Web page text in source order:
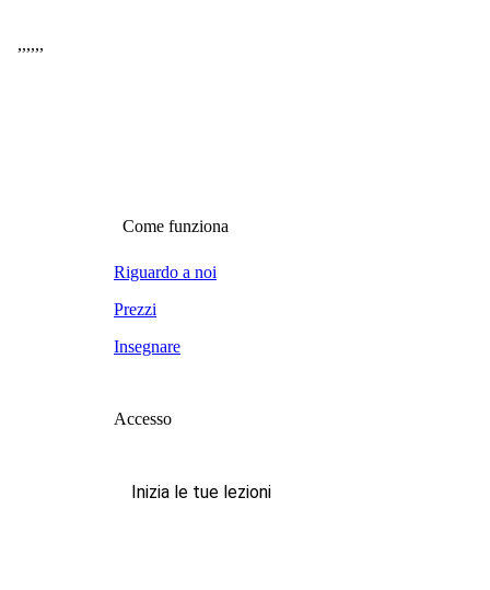
,,,,,,
Come funziona
Riguardo a noi
Prezzi
Insegnare
Accesso
Inizia le tue lezioni